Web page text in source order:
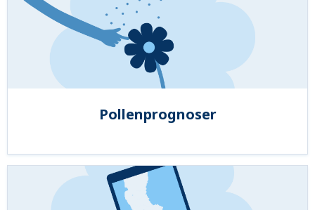
Pollenprognoser